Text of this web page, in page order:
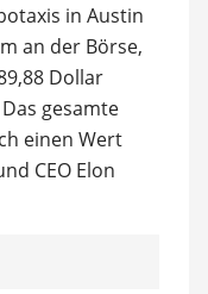
in Austin
an der Börse,
Dollar
gesamte
einen Wert
CEO Elon